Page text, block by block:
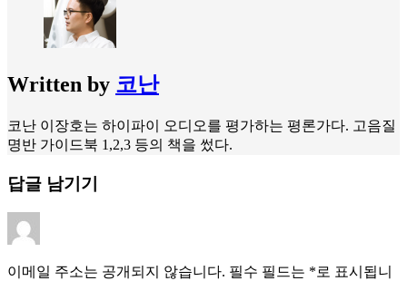
Written by 코난
코난 이장호는 하이파이 오디오를 평가하는 평론가다. 고음질
명반 가이드북 1,2,3 등의 책을 썼다.
답글 남기기
이메일 주소는 공개되지 않습니다. 필수 필드는 *로 표시됩니